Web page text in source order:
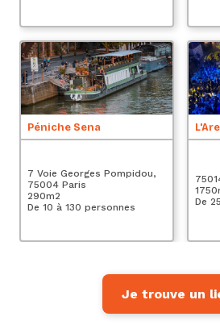
Péniche Sena
7 Voie Georges Pompidou,
75004 Paris
290m2
De 10 à 130 personnes
1750
De
Je trouve un